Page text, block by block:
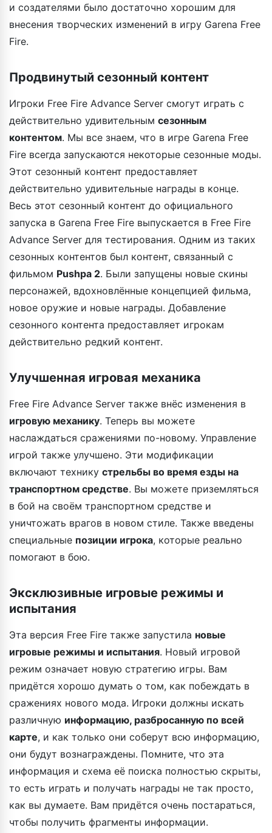
и создателями было достаточно хорошим для
внесения творческих изменений в игру Garena Free
Fire.
Продвинутый сезонный контент
Игроки Free Fire Advance Server смогут играть с
действительно удивительным сезонным
контентом. Мы все знаем, что в игре Garena Free
Fire всегда запускаются некоторые сезонные моды.
Этот сезонный контент предоставляет
действительно удивительные награды в конце.
Весь этот сезонный контент до официального
запуска в Garena Free Fire выпускается в Free Fire
Advance Server для тестирования. Одним из таких
сезонных контентов был контент, связанный с
фильмом Pushpa 2. Были запущены новые скины
персонажей, вдохновлённые концепцией фильма,
новое оружие и новые награды. Добавление
сезонного контента предоставляет игрокам
действительно редкий контент.
Улучшенная игровая механика
Free Fire Advance Server также внёс изменения в
игровую механику. Теперь вы можете
наслаждаться сражениями по-новому. Управление
игрой также улучшено. Эти модификации
включают технику стрельбы во время езды на
транспортном средстве. Вы можете приземляться
в бой на своём транспортном средстве и
уничтожать врагов в новом стиле. Также введены
специальные позиции игрока, которые реально
помогают в бою.
Эксклюзивные игровые режимы и
испытания
Эта версия Free Fire также запустила новые
игровые режимы и испытания. Новый игровой
режим означает новую стратегию игры. Вам
придётся хорошо думать о том, как побеждать в
сражениях нового мода. Игроки должны искать
различную информацию, разбросанную по всей
карте, и как только они соберут всю информацию,
они будут вознаграждены. Помните, что эта
информация и схема её поиска полностью скрыты,
то есть играть и получать награды не так просто,
как вы думаете. Вам придётся очень постараться,
чтобы получить фрагменты информации.